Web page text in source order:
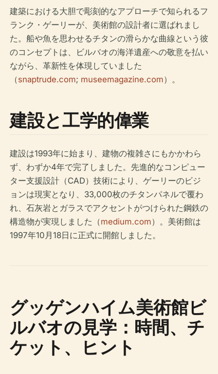
建築における大胆で彫刻的なアプローチで知られるフ
ランク・ゲーリーが、美術館の設計者に選ばれまし
た。船や魚を思わせるチタンの滑らかな曲線という彼
のコンセプトは、ビルバオの海洋遺産への敬意を払い
ながら、革新性を体現していました
（snaptrude.com; museemagazine.com）。
建設と工学的偉業
建設は1993年に始まり、建物の複雑さにもかかわら
ず、わずか4年で完了しました。先進的なコンピュー
ター支援設計（CAD）技術により、ゲーリーのビジ
ョンは現実となり、33,000枚のチタンパネルで覆わ
れ、石灰岩とガラスでアクセントがつけられた鋼鉄の
構造物が実現しました（medium.com）。美術館は
1997年10月18日に正式に開館しました。
グッゲンハイム美術館ビ
ルバオの見学：時間、チ
ケット、ヒント